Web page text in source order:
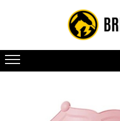
Toate Produsele
Vehicule electrice
Atv
Masini electrice